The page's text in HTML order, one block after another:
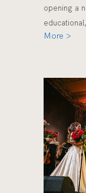
opening a
More >